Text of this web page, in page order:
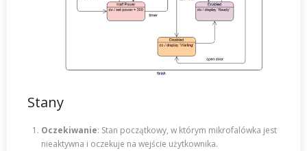
Stany
Oczekiwanie: Stan początkowy, w którym mikrofalówka jest
nieaktywna i oczekuje na wejście użytkownika.